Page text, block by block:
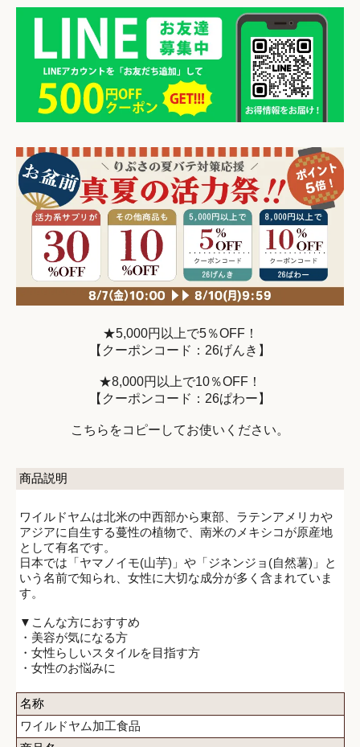
★5,000円以上で5％OFF！
【クーポンコード：26げんき】
★8,000円以上で10％OFF！
【クーポンコード：26ぱわー】
こちらをコピーしてお使いください。
商品説明
ワイルドヤムは北米の中西部から東部、ラテンアメリカや
アジアに自生する蔓性の植物で、南米のメキシコが原産地
として有名です。
日本では「ヤマノイモ(山芋)」や「ジネンジョ(自然薯)」と
いう名前で知られ、女性に大切な成分が多く含まれていま
す。
▼こんな方におすすめ
・美容が気になる方
・女性らしいスタイルを目指す方
・女性のお悩みに
名称
ワイルドヤム加工食品